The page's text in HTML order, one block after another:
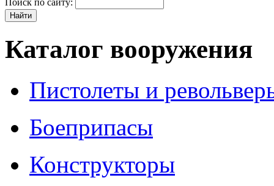
Каталог вооружения
Пистолеты и
Боеприпасы
Конструкторы